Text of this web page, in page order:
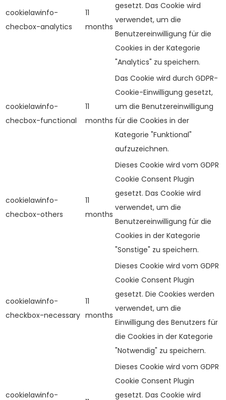
cookielawinfo-
checbox-analytics
11
months
gesetzt. Das Cookie wird
verwendet, um die
Benutzereinwilligung für die
Cookies in der Kategorie
"Analytics" zu speichern.
cookielawinfo-
checbox-functional
11
months
Das Cookie wird durch GDPR-
Cookie-Einwilligung gesetzt,
um die Benutzereinwilligung
für die Cookies in der
Kategorie "Funktional"
aufzuzeichnen.
cookielawinfo-
checbox-others
11
months
Dieses Cookie wird vom GDPR
Cookie Consent Plugin
gesetzt. Das Cookie wird
verwendet, um die
Benutzereinwilligung für die
Cookies in der Kategorie
"Sonstige" zu speichern.
cookielawinfo-
checkbox-necessary
11
months
Dieses Cookie wird vom GDPR
Cookie Consent Plugin
gesetzt. Die Cookies werden
verwendet, um die
Einwilligung des Benutzers für
die Cookies in der Kategorie
"Notwendig" zu speichern.
cookielawinfo-
Dieses Cookie wird vom GDPR
Cookie Consent Plugin
gesetzt. Das Cookie wird